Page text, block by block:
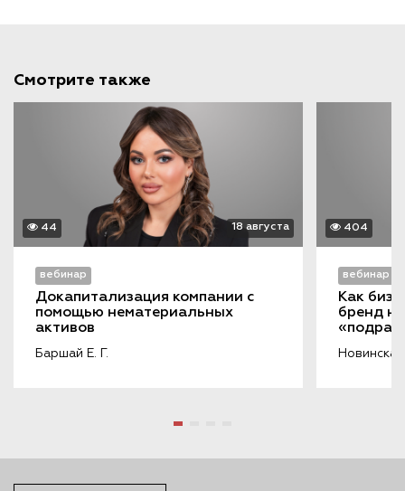
Смотрите также
44 18 августа
вебинар
Докапитализация компании с
помощью нематериальных
активов
Баршай Е. Г.
404
вебинар
Как
бренд